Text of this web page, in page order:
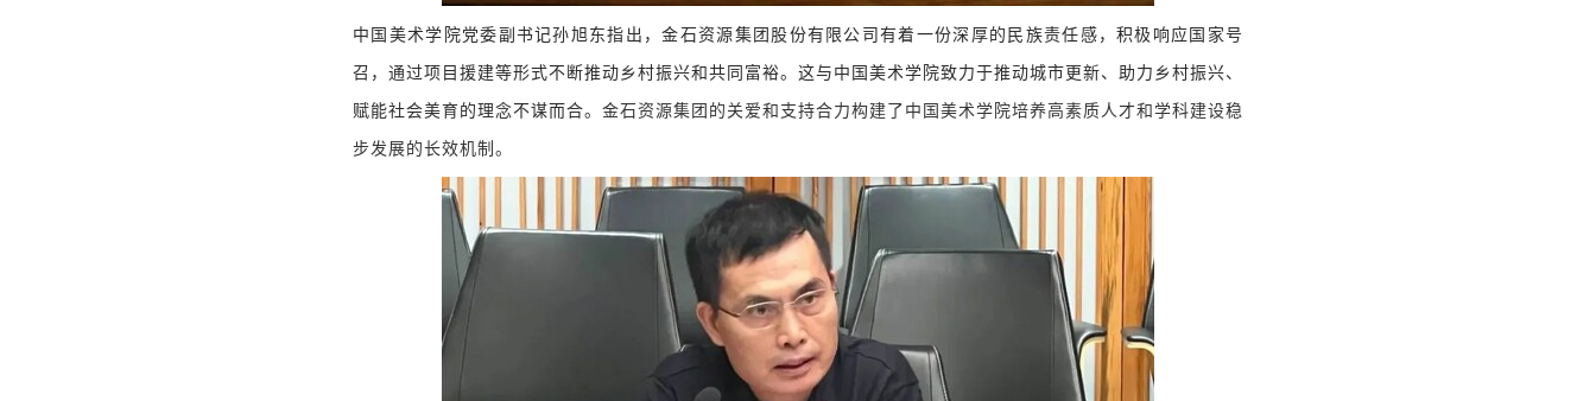
中国美术学院党委副书记孙旭东指出，金石资源集团股份有限公司有着一份深厚的民族责任感，积极响应国家号
召，通过项目援建等形式不断推动乡村振兴和共同富裕。 这与中国美术学院致力于推动城市更新、助力乡村振兴、
赋能社会美育的理念不谋而合。 金石资源集团的关爱和支持合力构建了中国美术学院培养高素质人才和学科建设稳
步发展的长效机制。